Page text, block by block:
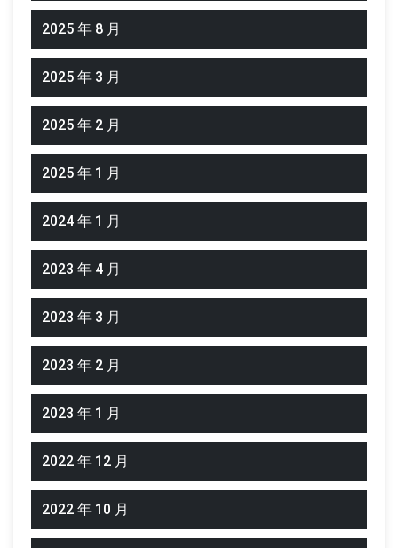
2025 年 8 月
2025 年 3 月
2025 年 2 月
2025 年 1 月
2024 年 1 月
2023 年 4 月
2023 年 3 月
2023 年 2 月
2023 年 1 月
2022 年 12 月
2022 年 10 月